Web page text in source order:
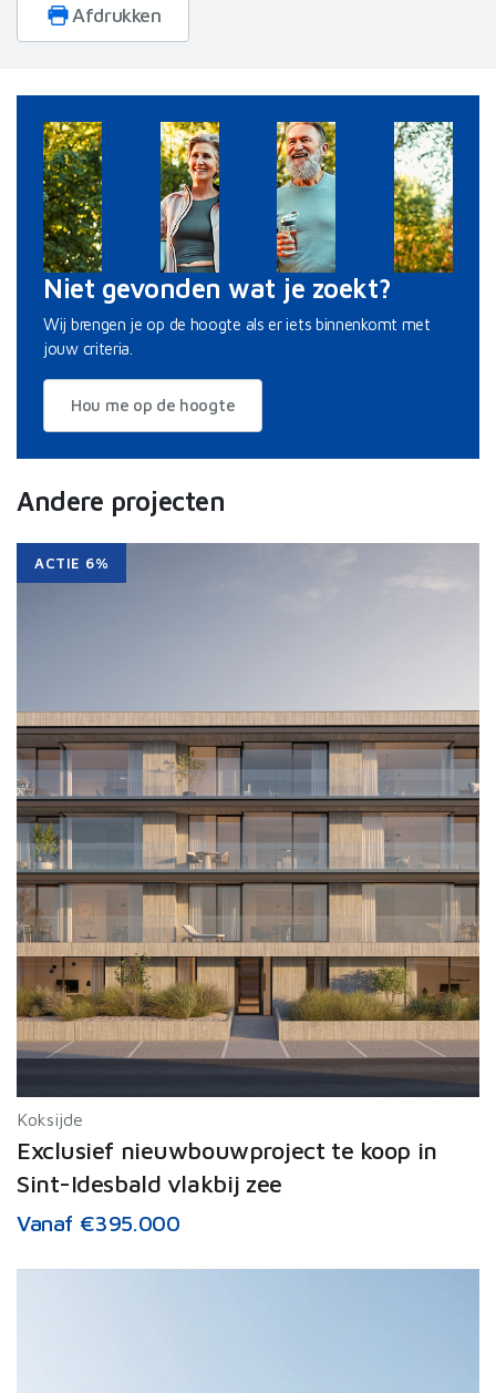
informatie die u aan ze heeft verstrekt of die ze hebben
verzameld op basis van uw gebruik van hun services.
Afdrukken
Niet gevonden wat je zoekt?
Wij brengen je op de hoogte als er iets binnenkomt met
jouw criteria.
Hou me op de hoogte
Andere projecten
ACTIE 6%
Koksijde
Exclusief nieuwbouwproject te koop in
Sint-Idesbald vlakbij zee
Vanaf €395.000